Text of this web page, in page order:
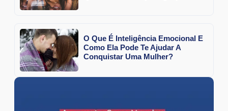
O Que É Inteligência Emocional E
Como Ela Pode Te Ajudar A
Conquistar Uma Mulher?